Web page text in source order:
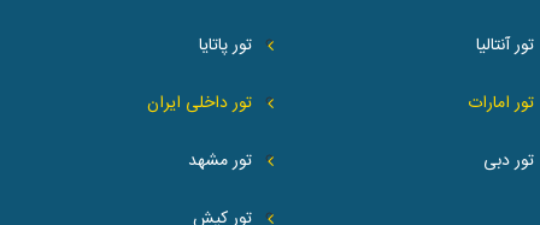
تور آنتالیا
تور پاتایا
تور امارات
تور دبی
تور داخلی ایران
تور مشهد